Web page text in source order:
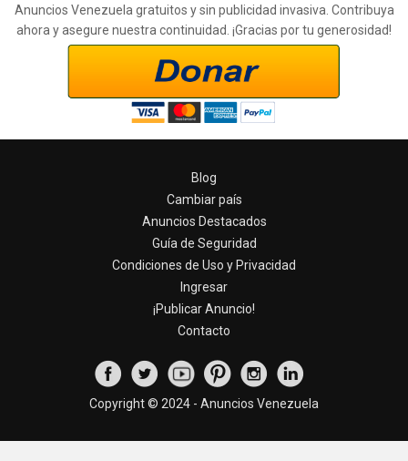
Anuncios Venezuela gratuitos y sin publicidad invasiva. Contribuya
ahora y asegure nuestra continuidad. ¡Gracias por tu generosidad!
Blog
Cambiar país
Anuncios Destacados
Guía de Seguridad
Condiciones de Uso y Privacidad
Ingresar
¡Publicar Anuncio!
Contacto
Copyright © 2024 - Anuncios Venezuela